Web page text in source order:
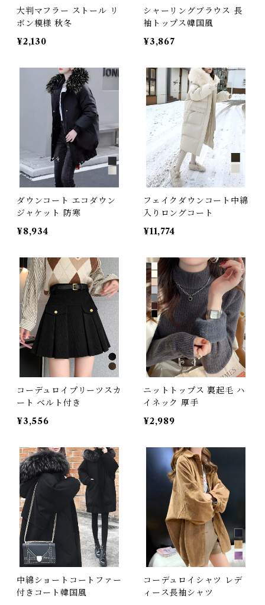
大判マフラー ストール リ
ボン模様 秋冬
¥2,130
シャーリングブラウス 長
袖トップス韓国風
¥3,867
ダウンコート エコダウン
ジャケット 防寒
¥8,934
フェイクダウンコート中綿
入りロングコート
¥11,774
コーデュロイプリーツスカ
ート ベルト付き
¥3,556
ニットトップス 裏起毛 ハ
イネック 厚手
¥2,989
中綿ショートコートファー
付きコート韓国風
コーデュロイシャツ レデ
ィース長袖シャツ